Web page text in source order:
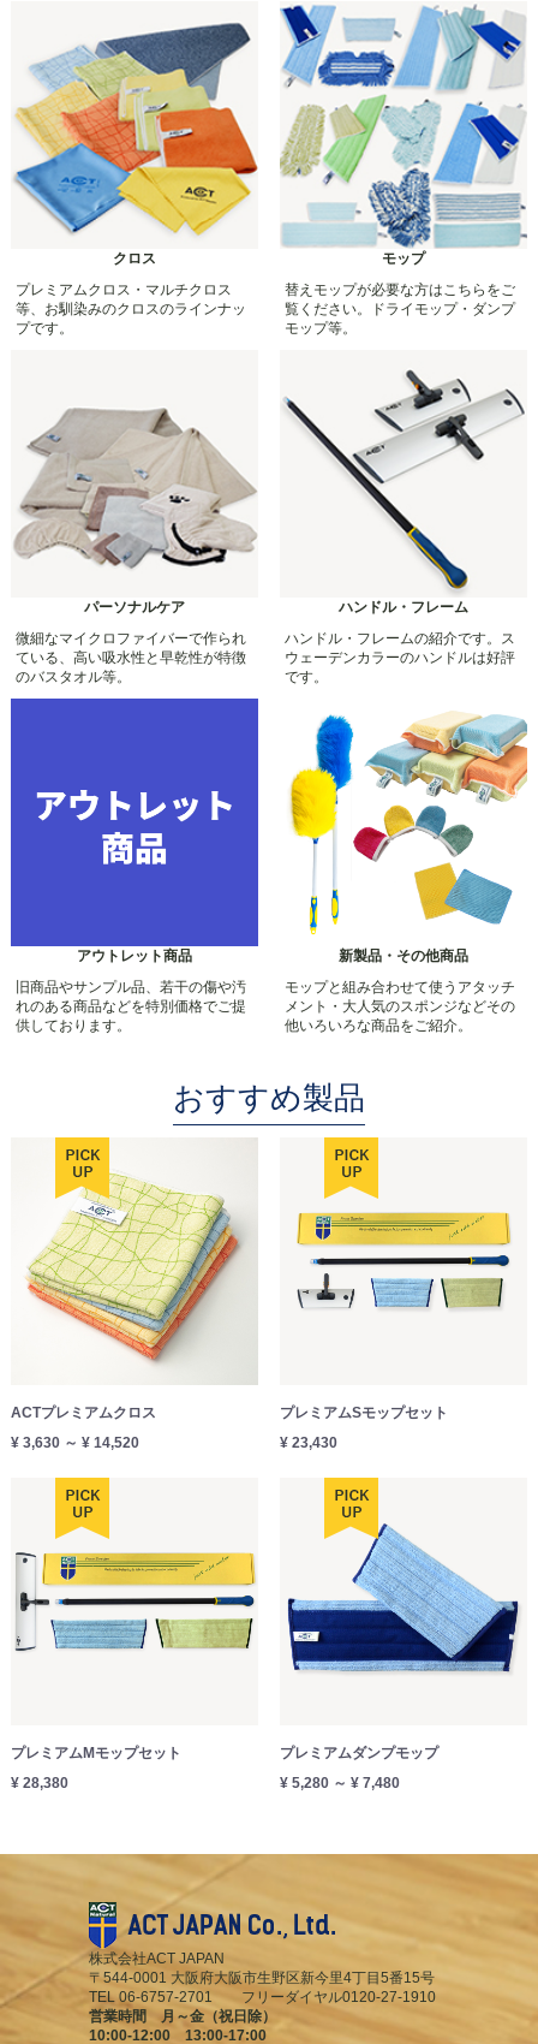
クロス
プレミアムクロス・マルチクロス
等、お馴染みのクロスのラインナッ
プです。
モップ
替えモップが必要な方はこちらをご
覧ください。ドライモップ・ダンプ
モップ等。
パーソナルケア
微細なマイクロファイバーで作られ
ている、高い吸水性と早乾性が特徴
のバスタオル等。
ハンドル・フレーム
ハンドル・フレームの紹介です。ス
ウェーデンカラーのハンドルは好評
です。
アウトレット商品
旧商品やサンプル品、若干の傷や汚
れのある商品などを特別価格でご提
供しております。
新製品・その他商品
モップと組み合わせて使うアタッチ
メント・大人気のスポンジなどその
他いろいろな商品をご紹介。
おすすめ製品
ACTプレミアムクロス
¥ 3,630 ～ ¥ 14,520
プレミアムSモップセット
¥ 23,430
プレミアムMモップセット
¥ 28,380
プレミアムダンプモップ
¥ 5,280 ～ ¥ 7,480
株式会社ACT JAPAN
〒544-0001 大阪府大阪市生野区新今里4丁目5番15号
TEL 06-6757-2701 フリーダイヤル0120-27-1910
営業時間 月～金（祝日除）
10:00-12:00 13:00-17:00